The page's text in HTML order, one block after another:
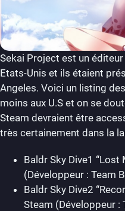
Sekai Project est un
Etats-Unis et ils étaient
Angeles. Voici un listing
moins aux U.S et on se
Steam devraient être
très certainement dans la
Baldr Sky Dive1 “Lost
(Développeur : Team
Baldr Sky Dive2
Steam (Développeur :